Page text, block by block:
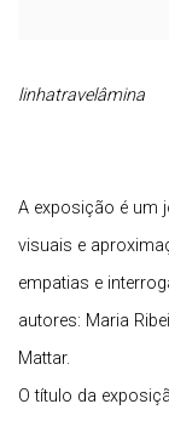
linhatravelâmina
A exposição é um
visuais e
empatias e
autores: Maria
Mattar.
O título da